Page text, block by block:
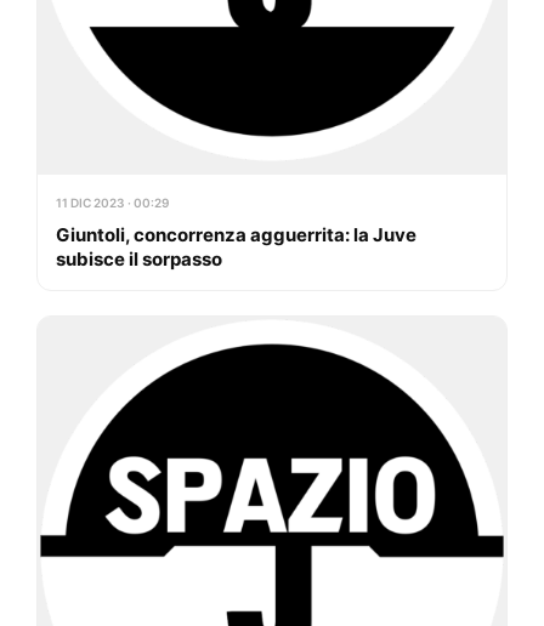
11 DIC 2023 · 00:29
Giuntoli, concorrenza agguerrita: la Juve
subisce il sorpasso